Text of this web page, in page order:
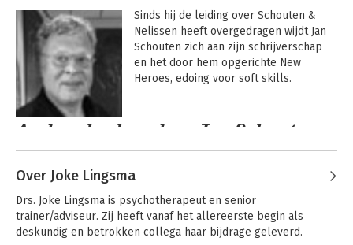
Sinds hij de leiding over Schouten &
Nelissen heeft overgedragen wijdt Jan
Schouten zich aan zijn schrijverschap
en het door hem opgerichte New
Heroes, edoing voor soft skills.
Andere boeken door Jan Schouten
Over Joke Lingsma
Drs. Joke Lingsma is psychotherapeut en senior
trainer/adviseur. Zij heeft vanaf het allereerste begin als
deskundig en betrokken collega haar bijdrage geleverd.